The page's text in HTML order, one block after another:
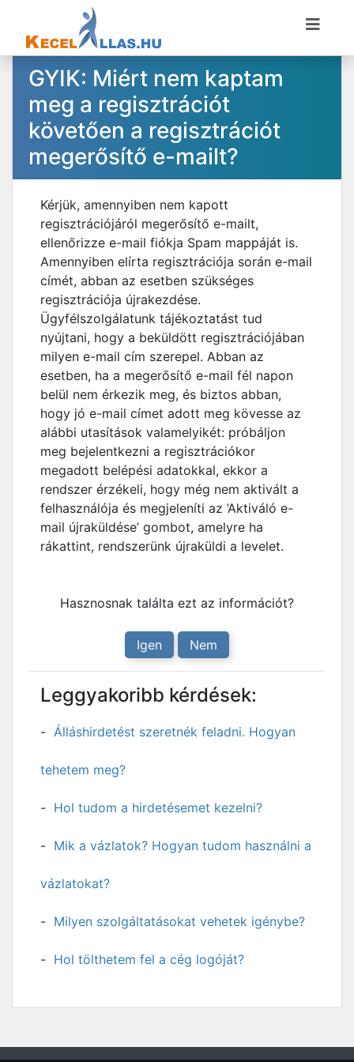
GYIK: Miért nem kaptam
meg a regisztrációt
követően a regisztrációt
megerősítő e-mailt?
Kérjük, amennyiben nem kapott
regisztrációjáról megerősítő e-mailt,
ellenőrizze e-mail fiókja Spam mappáját is.
Amennyiben elírta regisztrációja során e-mail
címét, abban az esetben szükséges
regisztrációja újrakezdése.
Ügyfélszolgálatunk tájékoztatást tud
nyújtani, hogy a beküldött regisztrációjában
milyen e-mail cím szerepel. Abban az
esetben, ha a megerősítő e-mail fél napon
belül nem érkezik meg, és biztos abban,
hogy jó e-mail címet adott meg kövesse az
alábbi utasítások valamelyikét: próbáljon
meg bejelentkezni a regisztrációkor
megadott belépési adatokkal, ekkor a
rendszer érzékeli, hogy még nem aktivált a
felhasználója és megjeleníti az ’Aktiváló e-
mail újraküldése’ gombot, amelyre ha
rákattint, rendszerünk újraküldi a levelet.
Hasznosnak találta ezt az információt?
Igen Nem
Leggyakoribb kérdések:
Álláshirdetést szeretnék feladni. Hogyan
tehetem meg?
Hol tudom a hirdetésemet kezelni?
Mik a vázlatok? Hogyan tudom használni a
vázlatokat?
Milyen szolgáltatásokat vehetek igénybe?
Hol tölthetem fel a cég logóját?